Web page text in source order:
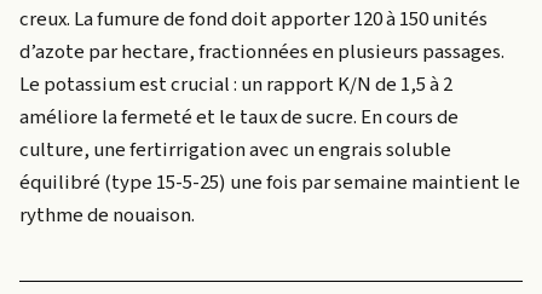
creux. La fumure de fond doit apporter 120 à 150 unités
d’azote par hectare, fractionnées en plusieurs passages.
Le potassium est crucial : un rapport K/N de 1,5 à 2
améliore la fermeté et le taux de sucre. En cours de
culture, une fertirrigation avec un engrais soluble
équilibré (type 15-5-25) une fois par semaine maintient le
rythme de nouaison.